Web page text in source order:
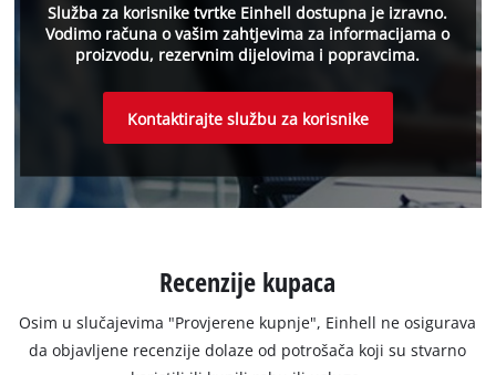
Služba za korisnike tvrtke Einhell dostupna je izravno.
Vodimo računa o vašim zahtjevima za informacijama o
proizvodu, rezervnim dijelovima i popravcima.
Kontaktirajte službu za korisnike
Recenzije kupaca
Osim u slučajevima "Provjerene kupnje", Einhell ne osigurava
da objavljene recenzije dolaze od potrošača koji su stvarno